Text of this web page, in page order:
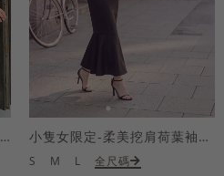
HOOLOOLOO聯名-KUKU熊蝴蝶結短袖上衣 小隻女限定-柔美挖肩荷葉袖魚尾長洋裝
S M L 全尺碼